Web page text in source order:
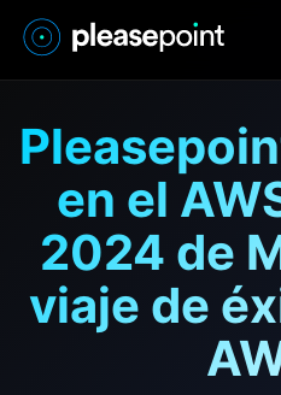
en el
2024 de
viaje de